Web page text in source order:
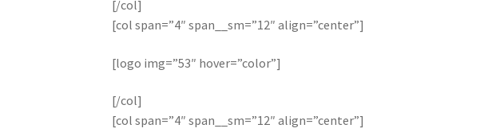
[/col]
[col span=”4″ span__sm=”12″ align=”center”]
[logo img=”53″ hover=”color”]
[/col]
[col span=”4″ span__sm=”12″ align=”center”]